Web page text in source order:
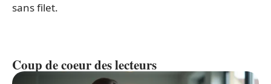
sans filet.
Coup de coeur des lecteurs